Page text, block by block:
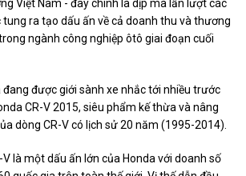
Việt Nam - đây chính là dịp mà lần lượt các
ra tạo dấu ấn về cả doanh thu và thương
ngành công nghiệp ôtô giai đoạn cuối
được giới sành xe nhắc tới nhiều trước
CR-V 2015, siêu phẩm kế thừa và nâng
dòng CR-V có lịch sử 20 năm (1995-2014).
V là một dấu ấn lớn của Honda với doanh số